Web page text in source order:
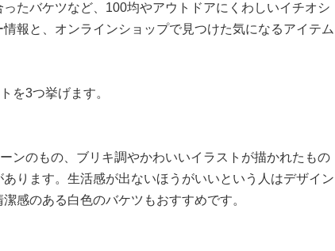
たバケツなど、100均やアウトドアにくわしいイチオシ
報と、オンラインショップで見つけた気になるアイテム
を3つ挙げます。
ンのもの、ブリキ調やかわいいイラストが描かれたもの
ります。生活感が出ないほうがいいという人はデザイン
感のある白色のバケツもおすすめです。